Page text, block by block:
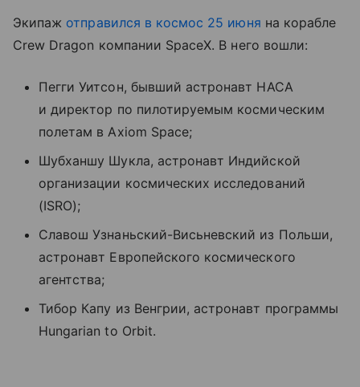
Экипаж отправился в космос 25 июня на корабле
Crew Dragon компании SpaceX. В него вошли:
Пегги Уитсон, бывший астронавт НАСА
и директор по пилотируемым космическим
полетам в Axiom Space;
Шубханшу Шукла, астронавт Индийской
организации космических исследований
(ISRO);
Славош Узнаньский-Висьневский из Польши,
астронавт Европейского космического
агентства;
Тибор Капу из Венгрии, астронавт программы
Hungarian to Orbit.